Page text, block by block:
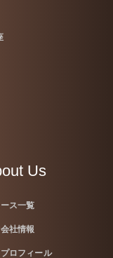
Us
ス一覧
社情報
ロフィール